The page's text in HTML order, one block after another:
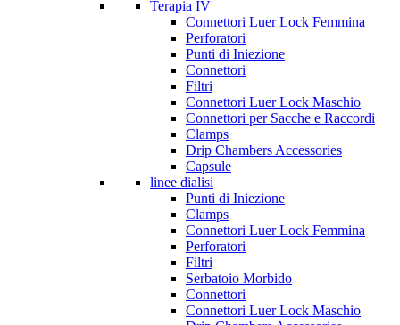
Terapia IV
Connettori Luer Lock Femmina
Perforatori
Punti di Iniezione
Connettori
Filtri
Connettori Luer Lock Maschio
Connettori per Sacche e Raccordi
Clamps
Drip Chambers Accessories
Capsule
linee dialisi
Punti di Iniezione
Clamps
Connettori Luer Lock Femmina
Perforatori
Filtri
Serbatoio Morbido
Connettori
Connettori Luer Lock Maschio